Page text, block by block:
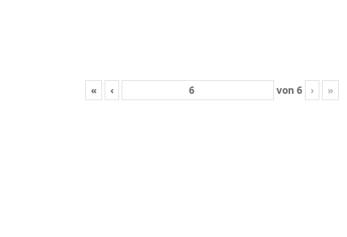
« ‹ von 6 › »